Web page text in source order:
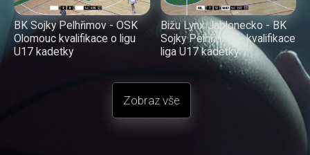
BK Sojky Pelhřimov - OSK
Olomouc kvalifikace o ligu
U17 kadetky
Bižu Lynx Jablonecko - BK
Sojky Pelhřimov - kvalifikace
liga U17 kadetky
Zobraz vše